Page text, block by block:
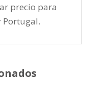
precio para
Portugal.